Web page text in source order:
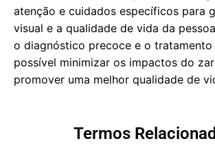
atenção e cuidados específicos para
visual e a qualidade de vida da
o diagnóstico precoce e o tratamento
possível minimizar os impactos do
promover uma melhor qualidade de
Termos